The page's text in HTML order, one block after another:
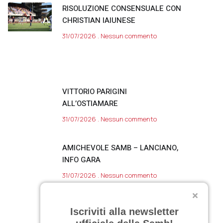
RISOLUZIONE CONSENSUALE CON
CHRISTIAN IAIUNESE
31/07/2026 Nessun commento
VITTORIO PARIGINI
ALL’OSTIAMARE
31/07/2026 Nessun commento
AMICHEVOLE SAMB – LANCIANO,
INFO GARA
31/07/2026 Nessun commento
30/07/2026Nessun commento
Iscriviti alla newsletter